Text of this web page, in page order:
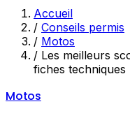
Accueil
/ Conseils permis
/ Motos
/ Les meilleurs
fiches techniques
Motos